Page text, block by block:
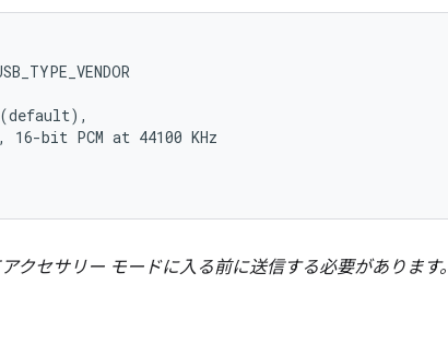
16-bit PCM at 44100 KHz
クセサリー モードに入る前に送信する必要があります。